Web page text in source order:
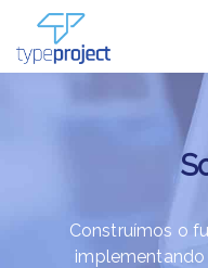
Construímos o